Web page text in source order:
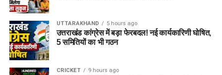
UTTARAKHAND 5 hours ago
उत्तराखंड कांग्रेस में बड़ा फेरबदल! नई कार्यकारिणी घोषित,
5 समितियों का भी गठन
CRICKET 9 hours ago